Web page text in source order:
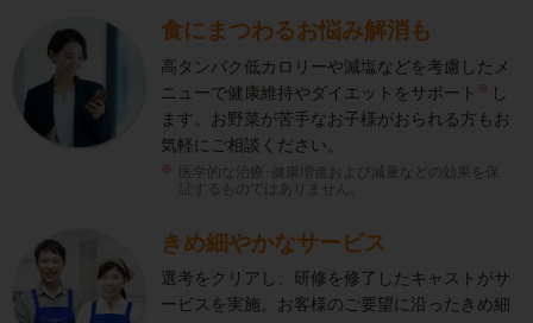
食にまつわるお悩み解消も
高タンパク低カロリーや減塩などを考慮したメ
ニューで健康維持やダイエットをサポート ※ し
ます。お野菜が苦手なお子様がおられる方もお
気軽にご相談ください。
医学的な治療･健康増進および減量などの効果を保
証するものではありません。
きめ細やかなサービス
選考をクリアし、研修を修了したキャストがサ
ービスを実施。お客様のご要望に沿ったきめ細